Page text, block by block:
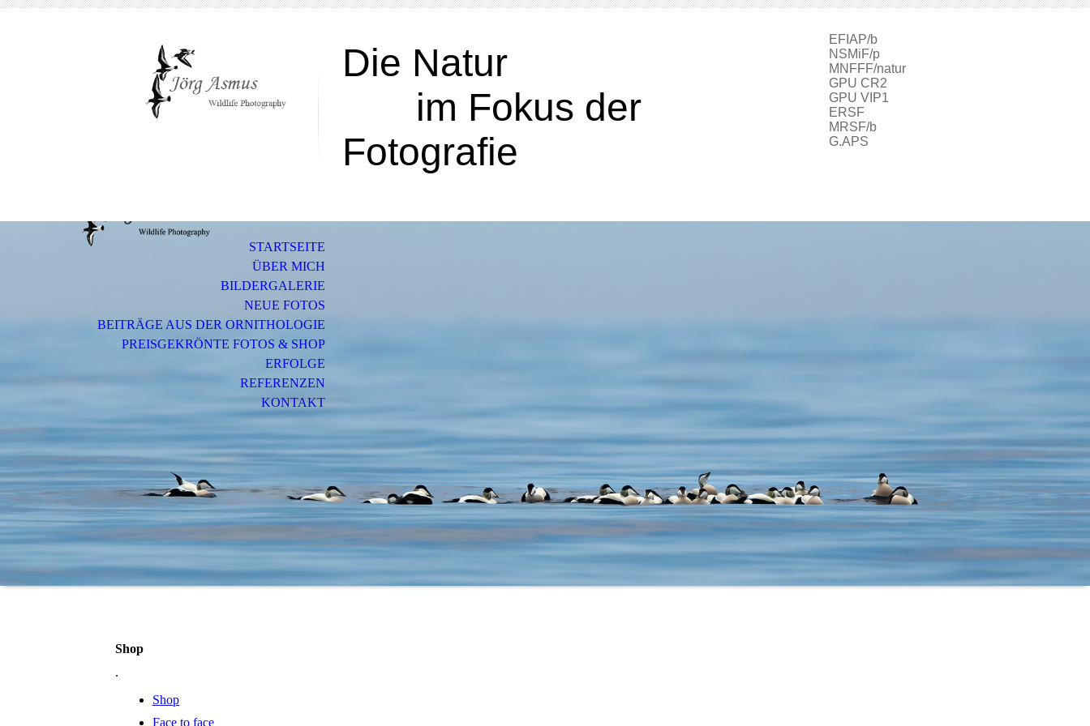
Die Natur
im Fokus der
Fotografie
EFIAP/b
NSMiF/p
MNFFF/natur
GPU CR2
GPU VIP1
ERSF
MRSF/b
G.APS
STARTSEITE
ÜBER MICH
BILDERGALERIE
NEUE FOTOS
BEITRÄGE AUS DER ORNITHOLOGIE
PREISGEKRÖNTE FOTOS & SHOP
ERFOLGE
REFERENZEN
KONTAKT
Shop
.
Shop
Face to face